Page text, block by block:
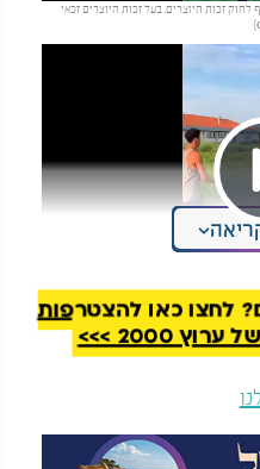
בתמונה נעשה על פי סעיף 27א בכפוף לחוק זכות היוצרים. בעל זכות היוצרים זכאי
)
לחצו כאן להצטרפות
2000 >>>